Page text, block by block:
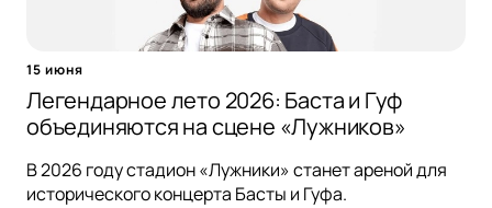
15 июня
Легендарное лето 2026: Баста и Гуф
объединяются на сцене «Лужников»
В 2026 году стадион «Лужники» станет ареной для
исторического концерта Басты и Гуфа.